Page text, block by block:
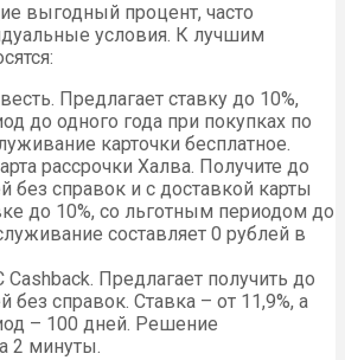
выгодный процент, часто
условия. К лучшим
Предлагает ставку до 10%,
до одного года при покупках по
карточки бесплатное.
рассрочки Халва. Получите до
без справок и с доставкой карты
до 10%, со льготным периодом до
составляет 0 рублей в
Предлагает получить до
без справок. Ставка – от 11,9%, а
– 100 дней. Решение
2 минуты.